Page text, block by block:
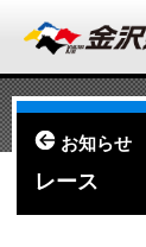
お知らせ
レース